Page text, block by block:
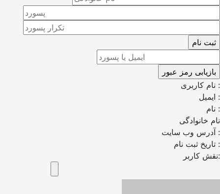
نام کاربری :
ایمیل :
نام :
نام خانوادگی
آدرس وب سایت :
تاریخ ثبت نام :
نقش کاربر: